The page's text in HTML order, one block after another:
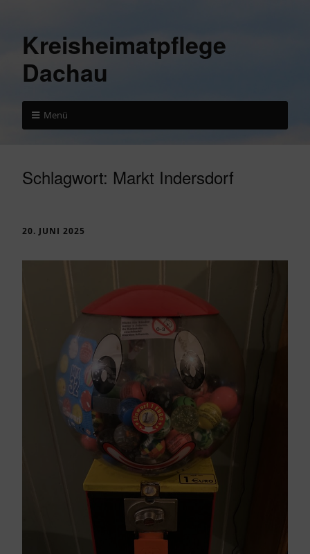
Kreisheimatpflege
Dachau
Menü
Schlagwort: Markt Indersdorf
20. JUNI 2025